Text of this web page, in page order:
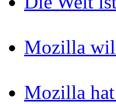
Mozilla
Mozilla